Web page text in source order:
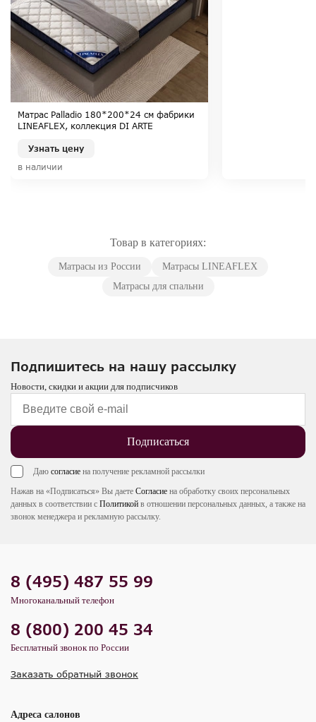
Матрас Palladio 180*200*24 см фабрики
LINEAFLEX, коллекция DI ARTE
Узнать цену
в наличии
Товар в категориях:
Матрасы из России
Матрасы LINEAFLEX
Матрасы для спальни
Подпишитесь на нашу рассылку
Новости, скидки и акции для подписчиков
Подписаться
Даю согласие на получение рекламной рассылки
Нажав на «Подписаться» Вы даете Согласие на обработку своих персональных
данных в соответствии с Политикой в отношении персональных данных, а также на
звонок менеджера и рекламную рассылку.
8 (495) 487 55 99
Многоканальный телефон
8 (800) 200 45 34
Бесплатный звонок по России
Заказать обратный звонок
Адреса салонов